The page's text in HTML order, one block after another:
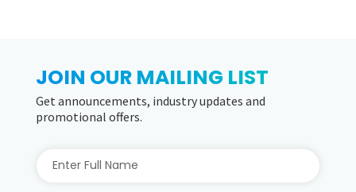
JOIN OUR MAILING LIST
Get announcements, industry updates and
promotional offers.